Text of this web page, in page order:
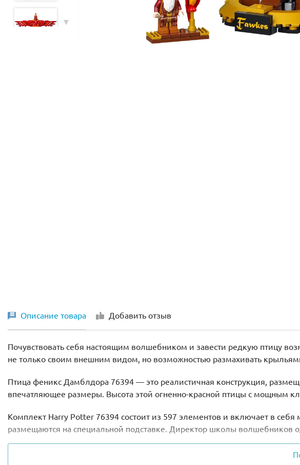
Описание товара Добавить отзыв
Почувствовать себя настоящим волшебником и завести редкую птицу
не только своим внешним видом, но возможностью размахивать
Птица феникс Дамблдора 76394 — это реалистичная конструкция,
впечатляющее размеры. Высота этой огненно-красной птицы с мощным
Комплект Harry Potter 76394 состоит из 597 элементов и включает в
размещаются на специальной подставке. Директор школы
Помимо того, что собранная модель птицы волшебника станет